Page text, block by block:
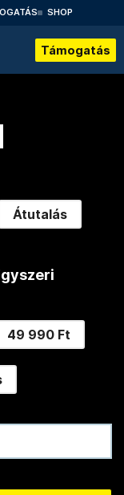
SHOP
Támogatás
Átutalás
49 990 Ft